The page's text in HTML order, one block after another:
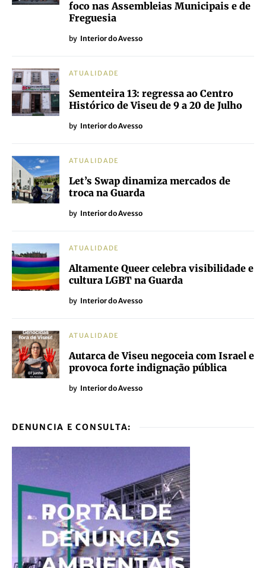
foco nas Assembleias Municipais e de
Freguesia
by Interior do Avesso
ATUALIDADE
Sementeira 13: regressa ao Centro
Histórico de Viseu de 9 a 20 de Julho
by Interior do Avesso
ATUALIDADE
Let’s Swap dinamiza mercados de
troca na Guarda
by Interior do Avesso
ATUALIDADE
Altamente Queer celebra visibilidade e
cultura LGBT na Guarda
by Interior do Avesso
ATUALIDADE
Autarca de Viseu negoceia com Israel e
provoca forte indignação pública
by Interior do Avesso
DENUNCIA E CONSULTA: